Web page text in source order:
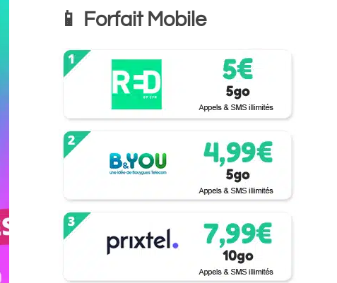
📱 Forfait Mobile